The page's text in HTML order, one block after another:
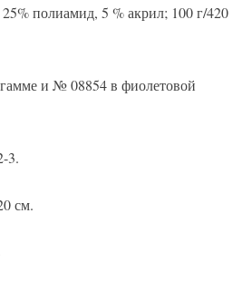
полиамид, 5 % акрил; 100 г/420
и № 08854 в фиолетовой
3.
см.